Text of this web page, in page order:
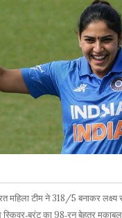
महिला टीम ने 318/5 बनाकर
का 98‑रन बेहतर